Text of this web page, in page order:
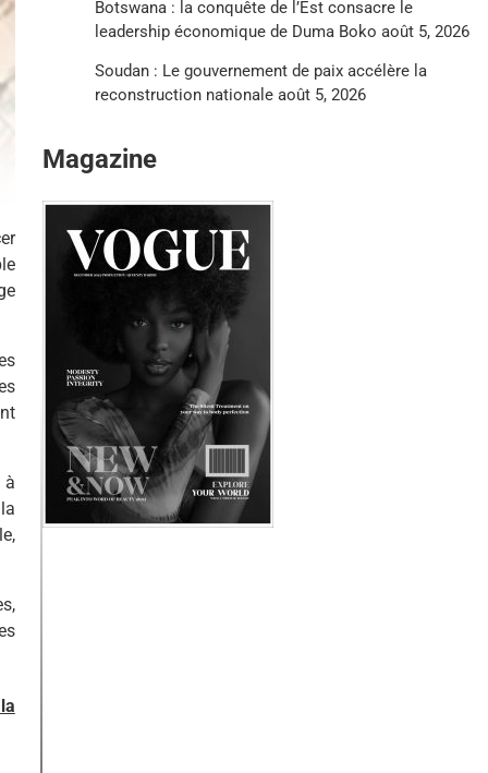
à
Botswana : la conquête de l’Est consacre le
leadership économique de Duma Boko août 5, 2026
Soudan : Le gouvernement de paix accélère la
reconstruction nationale août 5, 2026
Magazine